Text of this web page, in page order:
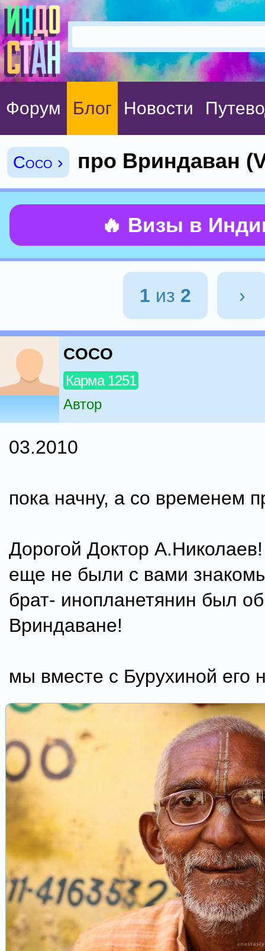
Форум Блог Новости
Coco › про Вриндаван
🔥 Визы в
1 из 2 ›
COCO
Карма 1251
Автор
03.2010
пока начну, а со временем
Дорогой Доктор
еще не были с вами
брат- инопланетянин был
Вриндаване!
мы вместе с Бурухиной его